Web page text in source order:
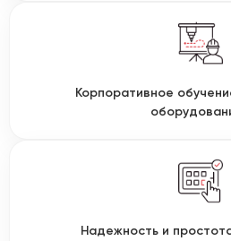
Корпоративное
Надежность и